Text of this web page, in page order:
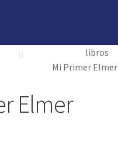
libros
Mi Primer Elmer
Elmer